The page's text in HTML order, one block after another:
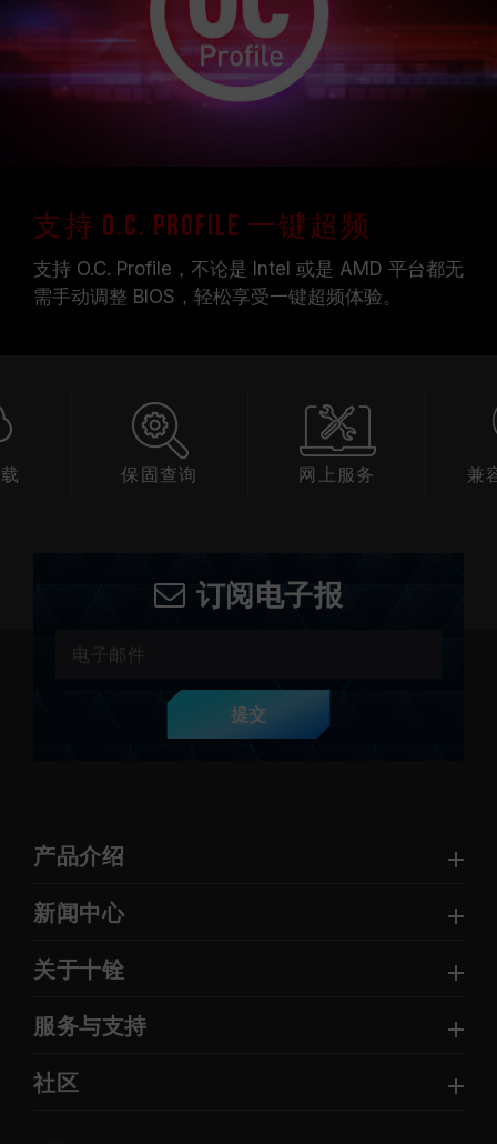
支持 O.C. Profile 一键超频
支持 O.C. Profile，不论是 Intel 或是 AMD 平台都无
需手动调整 BIOS，轻松享受一键超频体验。
保固查询 网上服务 兼
订阅电子报
提交
产品介绍
新闻中心
关于十铨
服务与支持
社区